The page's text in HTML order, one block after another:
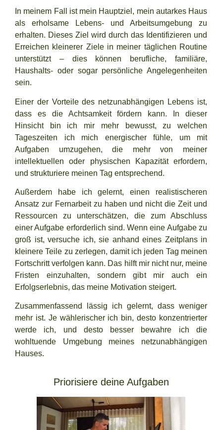
In meinem Fall ist mein Hauptziel, mein autarkes Haus
als erholsame Lebens- und Arbeitsumgebung zu
erhalten. Dieses Ziel wird durch das Identifizieren und
Erreichen kleinerer Ziele in meiner täglichen Routine
unterstützt – dies können berufliche, familiäre,
Haushalts- oder sogar persönliche Angelegenheiten
sein.
Einer der Vorteile des netzunabhängigen Lebens ist,
dass es die Achtsamkeit fördern kann. In dieser
Hinsicht bin ich mir mehr bewusst, zu welchen
Tageszeiten ich mich energischer fühle, um mit
Aufgaben umzugehen, die mehr von meiner
intellektuellen oder physischen Kapazität erfordern,
und strukturiere meinen Tag entsprechend.
Außerdem habe ich gelernt, einen realistischeren
Ansatz zur Fernarbeit zu haben und nicht die Zeit und
Ressourcen zu unterschätzen, die zum Abschluss
einer Aufgabe erforderlich sind. Wenn eine Aufgabe zu
groß ist, versuche ich, sie anhand eines Zeitplans in
kleinere Teile zu zerlegen, damit ich jeden Tag meinen
Fortschritt verfolgen kann. Das hilft mir nicht nur, meine
Fristen einzuhalten, sondern gibt mir auch ein
Erfolgserlebnis, das meine Motivation steigert.
Zusammenfassend lässig ich gelernt, dass weniger
mehr ist. Je wählerischer ich bin, desto konzentrierter
werde ich, und desto besser bewahre ich die
wohltuende Umgebung meines netzunabhängigen
Hauses.
Priorisiere deine Aufgaben